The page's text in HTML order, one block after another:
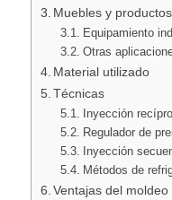
Muebles y
Equipamiento
Otras
Material utilizado
Técnicas
Inyección
Regulador de
Inyección
Métodos de
Ventajas del